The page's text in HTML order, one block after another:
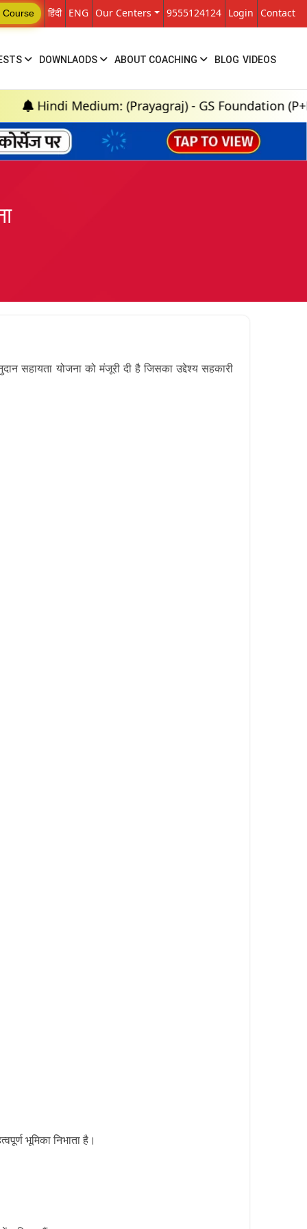
Course हिंदी ENG Our Centers 9555124124 Login Contact
DOWNLAODS ABOUT COACHING BLOG VIDEOS
(Prayagraj) - GS Foundation (P+M) : 18th
सहायता योजना को मंजूरी दी है जिसका उद्देश्य सहकारी
भूमिका निभाता है।